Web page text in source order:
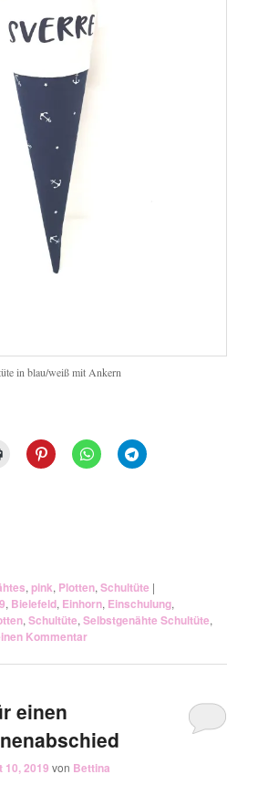
in blau/weiß mit Ankern
,pink, Plotten,Schultüte |
, Bielefeld, Einhorn, Einschulung,
,Schultüte,Selbstgenähte Schultüte,
Kommentar
einen
10, 2019 von Bettina